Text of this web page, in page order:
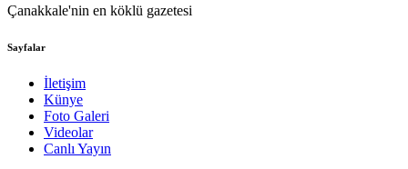
Çanakkale'nin en köklü gazetesi
Sayfalar
İletişim
Künye
Foto Galeri
Videolar
Canlı Yayın